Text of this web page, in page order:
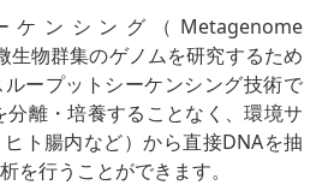
ンシング（Metagenome
物群集のゲノムを研究するため
ープットシーケンシング技術で
離・培養することなく、環境サ
ト腸内など）から直接DNAを抽
を行うことができます。